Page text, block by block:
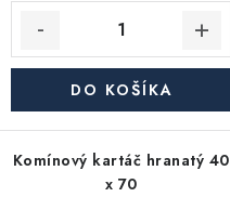
DO KOŠÍKA
Komínový kartáč hranatý 40
x 70